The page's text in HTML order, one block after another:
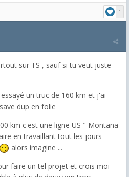
1
sur TS , sauf si tu veut juste
un truc de 160 km et j'ai
dup en folie
km c'est une ligne US " Montana
en travaillant tout les jours
alors imagine ...
faire un tel projet et crois moi